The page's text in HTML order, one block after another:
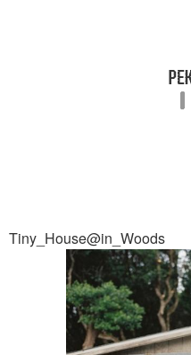
Tiny_House@in_Woods